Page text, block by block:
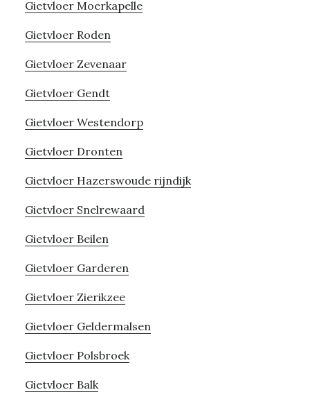
Gietvloer Moerkapelle
Gietvloer Roden
Gietvloer Zevenaar
Gietvloer Gendt
Gietvloer Westendorp
Gietvloer Dronten
Gietvloer Hazerswoude rijndijk
Gietvloer Snelrewaard
Gietvloer Beilen
Gietvloer Garderen
Gietvloer Zierikzee
Gietvloer Geldermalsen
Gietvloer Polsbroek
Gietvloer Balk